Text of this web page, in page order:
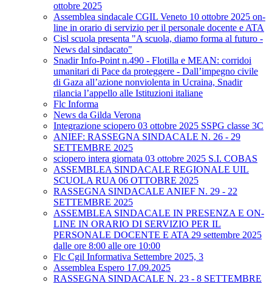
ottobre 2025
Assemblea sindacale CGIL Veneto 10 ottobre 2025 on-
line in orario di servizio per il personale docente e ATA
Cisl scuola presenta "A scuola, diamo forma al futuro -
News dal sindacato"
Snadir Info-Point n.490 - Flotilla e MEAN: corridoi
umanitari di Pace da proteggere - Dall’impegno civile
di Gaza all’azione nonviolenta in Ucraina, Snadir
rilancia l’appello alle Istituzioni italiane
Flc Informa
News da Gilda Verona
Integrazione sciopero 03 ottobre 2025 SSPG classe 3C
ANIEF: RASSEGNA SINDACALE N. 26 - 29
SETTEMBRE 2025
sciopero intera giornata 03 ottobre 2025 S.I. COBAS
ASSEMBLEA SINDACALE REGIONALE UIL
SCUOLA RUA 06 OTTOBRE 2025
RASSEGNA SINDACALE ANIEF N. 29 - 22
SETTEMBRE 2025
ASSEMBLEA SINDACALE IN PRESENZA E ON-
LINE IN ORARIO DI SERVIZIO PER IL
PERSONALE DOCENTE E ATA 29 settembre 2025
dalle ore 8:00 alle ore 10:00
Flc Cgil Informativa Settembre 2025, 3
Assemblea Espero 17.09.2025
RASSEGNA SINDACALE N. 23 - 8 SETTEMBRE